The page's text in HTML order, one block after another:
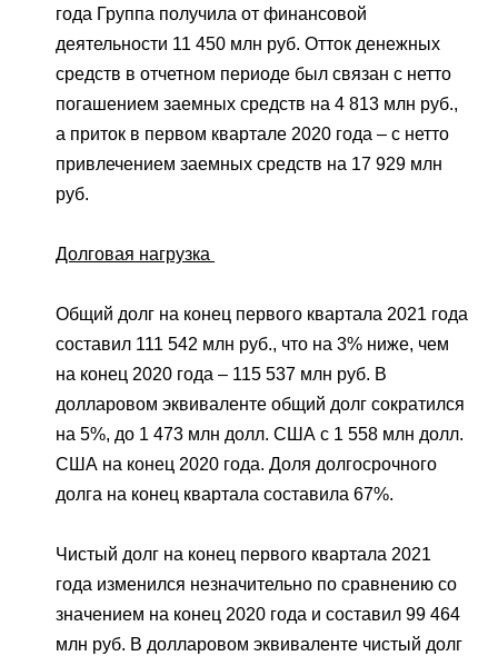
года Группа получила от финансовой
деятельности 11 450 млн руб. Отток денежных
средств в отчетном периоде был связан с нетто
погашением заемных средств на 4 813 млн руб.,
а приток в первом квартале 2020 года – с нетто
привлечением заемных средств на 17 929 млн
руб.
Долговая нагрузка
Общий долг на конец первого квартала 2021 года
составил 111 542 млн руб., что на 3% ниже, чем
на конец 2020 года – 115 537 млн руб. В
долларовом эквиваленте общий долг сократился
на 5%, до 1 473 млн долл. США с 1 558 млн долл.
США на конец 2020 года. Доля долгосрочного
долга на конец квартала составила 67%.
Чистый долг на конец первого квартала 2021
года изменился незначительно по сравнению со
значением на конец 2020 года и составил 99 464
млн руб. В долларовом эквиваленте чистый долг